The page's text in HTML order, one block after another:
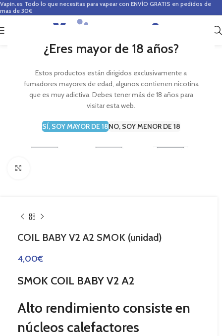
¿Eres mayor de 18 años?
Estos productos están dirigidos exclusivamente a
fumadores mayores de edad, algunos contienen nicotina
que es muy adictiva. Debes tener más de 18 años para
visitar esta web.
SÍ, SOY MAYOR DE 18NO, SOY MENOR DE 18
Vapin.es Todo lo que necesitas para vapear con ENVÍO GRATIS en pedidos de
mas de 30€
0
COIL BABY V2 A2 SMOK (unidad)
4,00€
SMOK COIL BABY V2 A2
Alto rendimiento consiste en
núcleos calefactores